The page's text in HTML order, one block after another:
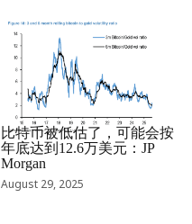
RRCNEWS_ZH
比特币被低估了，可能会按
年底达到12.6万美元：JP
Morgan
August 29, 2025